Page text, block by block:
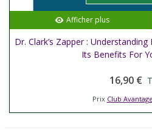
Afficher plus
Dr. Clark’s Zapper :
Its Benefits For
16,90 €
Prix Club Avantage